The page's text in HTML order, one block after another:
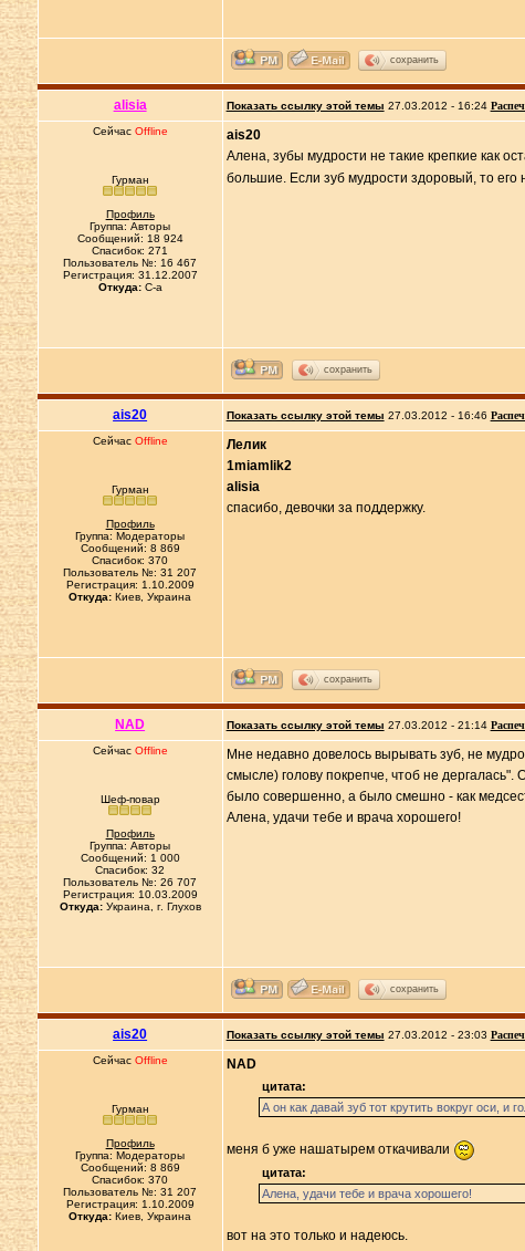
сохранить
alisia Показать ссылку этой темы 27.03.2012 - 16:24
Сейчас Offline
Гурман
Профиль
Группа: Авторы
Сообщений: 18 924
Спасибок: 271
Пользователь №: 16 467
Регистрация: 31.12.2007
Откуда:C-a
ais20
Алена, зубы мудрости не такие крепкие как
большие. Если зуб мудрости здоровый, то
сохранить
ais20 Показать ссылку этой темы 27.03.2012 - 16:46
Сейчас Offline
Гурман
Профиль
Группа: Модераторы
Сообщений: 8 869
Спасибок: 370
Пользователь №: 31 207
Регистрация: 1.10.2009
Откуда: Киев, Украина
Лелик
1miamlik2
alisia
спасибо, девочки за поддержку.
сохранить
NAD Показать ссылку этой темы 27.03.2012 - 21:14
Сейчас Offline
Шеф-повар
Профиль
Группа: Авторы
Сообщений: 1 000
Спасибок: 32
Пользователь №: 26 707
Регистрация: 10.03.2009
Откуда:Украина, г. Глухов
Мне недавно довелось вырывать зуб, не
смысле) голову покрепче, чтоб не
было совершенно, а было смешно - как
Алена, удачи тебе и врача хорошего!
сохранить
ais20 Показать ссылку этой темы 27.03.2012 - 23:03
Сейчас Offline
Гурман
Профиль
Группа: Модераторы
Сообщений: 8 869
Спасибок: 370
Пользователь №: 31 207
Регистрация: 1.10.2009
Откуда: Киев, Украина
NAD
цитата:
А он как давай зуб тот крутить вокруг оси, и
меня б уже нашатырем откачивали
цитата:
Алена, удачи тебе и врача хорошего!
вот на это только и надеюсь.